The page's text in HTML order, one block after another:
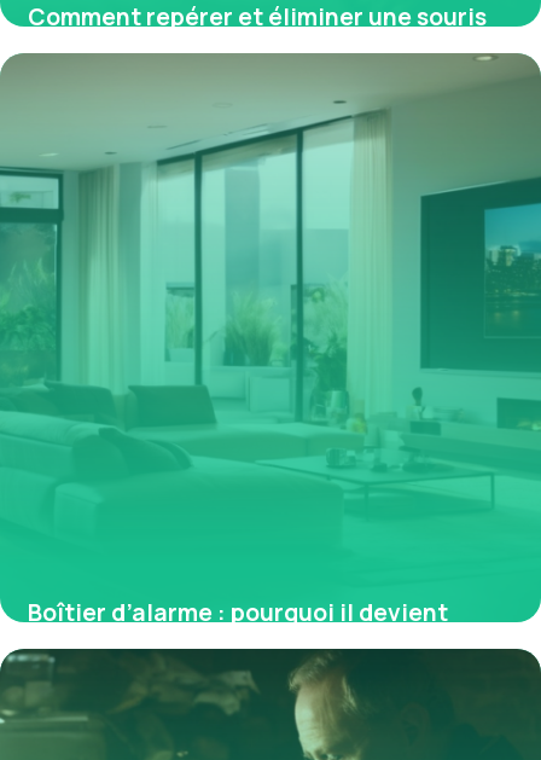
Comment repérer et éliminer une souris
dans un appartement à Lille ou Nice
Boîtier d’alarme : pourquoi il devient
essentiel face aux nouveaux risques